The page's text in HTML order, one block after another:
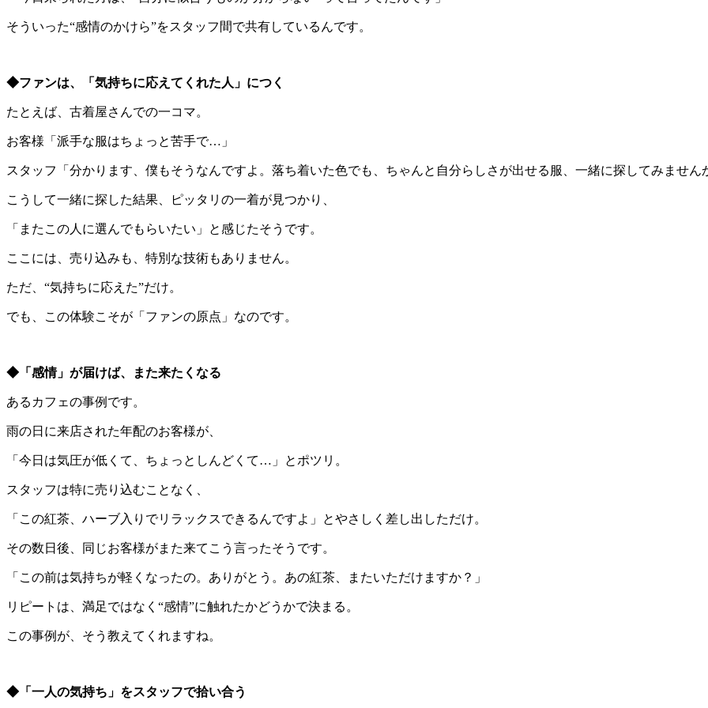
そういった“感情のかけら”をスタッフ間で共有しているんです。
◆ファンは、「気持ちに応えてくれた人」につく
たとえば、古着屋さんでの一コマ。
お客様「派手な服はちょっと苦手で…」
スタッフ「分かります、僕もそうなんですよ。落ち着いた色でも、ちゃんと自分らしさが出せる服、一緒に探してみません
こうして一緒に探した結果、ピッタリの一着が見つかり、
「またこの人に選んでもらいたい」と感じたそうです。
ここには、売り込みも、特別な技術もありません。
ただ、“気持ちに応えた”だけ。
でも、この体験こそが「ファンの原点」なのです。
◆「感情」が届けば、また来たくなる
あるカフェの事例です。
雨の日に来店された年配のお客様が、
「今日は気圧が低くて、ちょっとしんどくて…」とポツリ。
スタッフは特に売り込むことなく、
「この紅茶、ハーブ入りでリラックスできるんですよ」とやさしく差し出しただけ。
その数日後、同じお客様がまた来てこう言ったそうです。
「この前は気持ちが軽くなったの。ありがとう。あの紅茶、またいただけますか？」
リピートは、満足ではなく“感情”に触れたかどうかで決まる。
この事例が、そう教えてくれますね。
◆「一人の気持ち」をスタッフで拾い合う